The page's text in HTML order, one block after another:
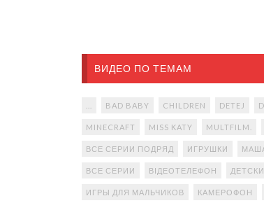
ВИДЕО ПО ТЕМАМ
BAD BABY CHILDREN DETEJ
MINECRAFT MISS KATY MULTFILM.
ВСЕ СЕРИИ ПОДРЯД ИГРУШКИ
ВСЕ СЕРИИ ВІДЕОТЕЛЕФОН
ИГРЫ ДЛЯ МАЛЬЧИКОВ КАМЕРОФОН